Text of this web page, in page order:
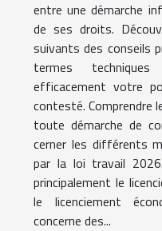
entre une démarche
de ses droits.
suivants des conseils
termes
efficacement votre
contesté. Comprendre
toute démarche de
cerner les différents
par la loi travail
principalement le
le licenciement
concerne des...